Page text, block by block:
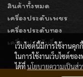
สินค้าทั้งหมด
เครื่องประดับเพชร
เครื่องประดับทอง
เครื่องประดับอื่นๆ
เว็บไซต์นี้มีการใช้งานคุ
ในการใช้งานเว็บไซต์ขอ
ได้ที่นโยบายความเป็นส่